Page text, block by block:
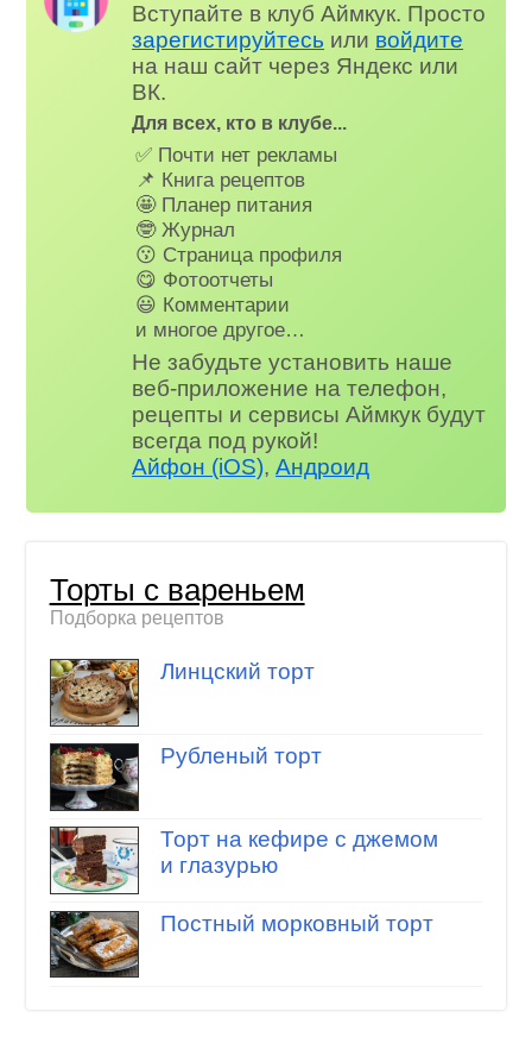
Вступайте в клуб Аймкук. Просто
зарегистируйтесь или войдите
на наш сайт через Яндекс или
ВК.
Для всех, кто в клубе...
✅ Почти нет рекламы
📌 Книга рецептов
🤩 Планер питания
🤓 Журнал
😗 Страница профиля
😋 Фотоотчеты
😃 Комментарии
и многое другое…
Не забудьте установить наше
веб-приложение на телефон,
рецепты и сервисы Аймкук будут
всегда под рукой!
Айфон (iOS),Андроид
Торты с вареньем
Подборка рецептов
Линцский торт
Рубленый торт
Торт на кефире с джемом
и глазурью
Постный морковный торт